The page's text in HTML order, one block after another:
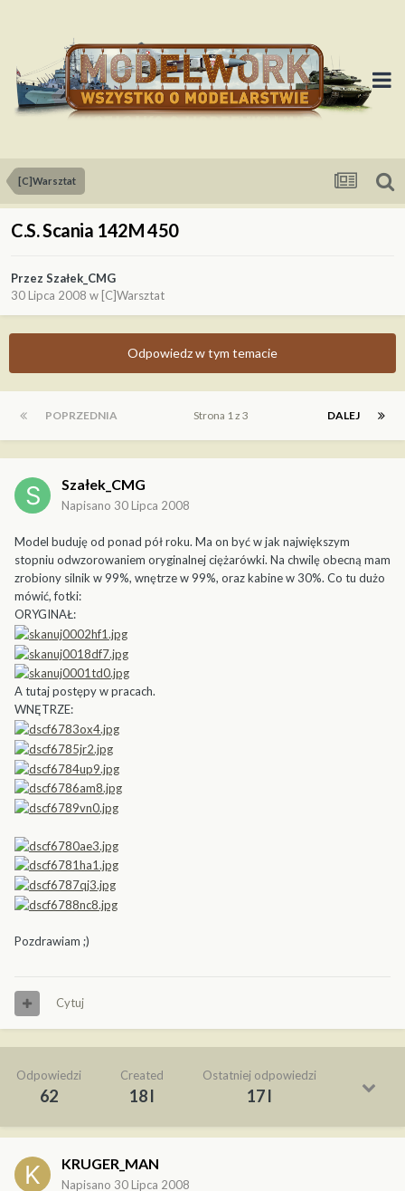
[C]Warsztat
C.S. Scania 142M 450
Przez Szałek_CMG
30 Lipca 2008 w [C]Warsztat
Odpowiedz w tym temacie
POPRZEDNIA DALEJ
Strona 1 z 3
Szałek_CMG
Napisano 30 Lipca 2008
Model buduję od ponad pół roku. Ma on być w jak największym
stopniu odwzorowaniem oryginalnej ciężarówki. Na chwilę obecną mam
zrobiony silnik w 99%, wnętrze w 99%, oraz kabine w 30%. Co tu dużo
mówić, fotki:
ORYGINAŁ:
A tutaj postępy w pracach.
WNĘTRZE:
Pozdrawiam ;)
Cytuj
Odpowiedzi
62
Created
18 l
Ostatniej odpowiedzi
17 l
KRUGER_MAN
Napisano 30 Lipca 2008